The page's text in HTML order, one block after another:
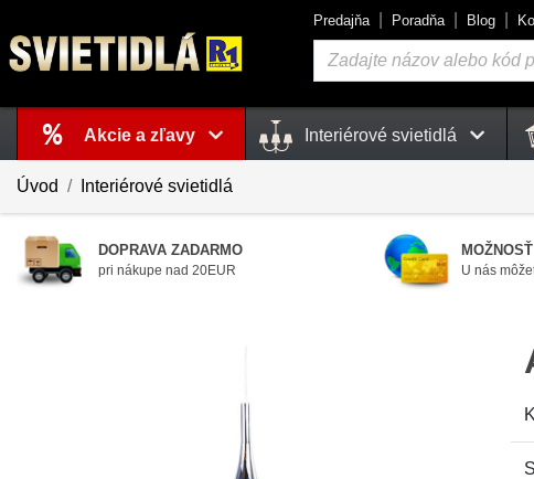
Predajňa Poradňa Blog
Vyhľadávanie
Košík
je prázdny
Akcie a zľavy Interiérové svietidlá
Úvod Interiérové svietidlá
DOPRAVA ZADARMO
pri nákupe nad 20EUR U nás